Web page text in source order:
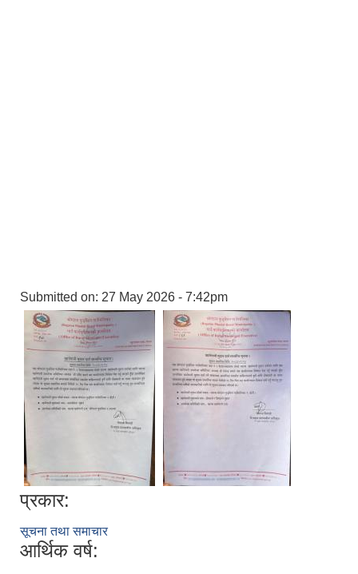
Submitted on: 27 May 2026 - 7:42pm
प्रकार:
सूचना तथा समाचार
आर्थिक वर्ष: